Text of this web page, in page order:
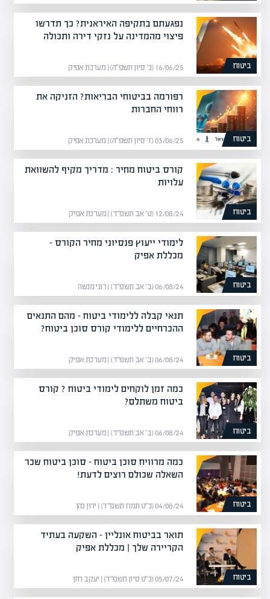
ביטוח
נפגעתם בתקיפה האיראנית? כך תדרשו
פיצוי מהמדינה על נזקי דירה ותכולה
16/06/25 (כ׳ סיון תשפ״ה) | מערכת אפיק
ביטוח
רפורמה בביטוחי הבריאות? הזניקה את
רווחי החברות
03/06/25 (ז׳ סיון תשפ״ה) | מערכת אפיק
ביטוח
קורס ביטוח מחיר : מדריך מקיף להשוואת
עלויות
12/08/24 (ט׳ אב תשפ״ד) | מערכת אפיק
ביטוח
לימודי ייעוץ פנסיוני מחיר הקורס –
מכללת אפיק
06/08/24 (ב׳ אב תשפ״ד) | רוני מנשה
ביטוח
תנאי קבלה ללימודי ביטוח – מהם התנאים
ההכרחיים ללימודי קורס סוכן ביטוח?
06/08/24 (ב׳ אב תשפ״ד) | מערכת אפיק
ביטוח
כמה זמן לוקחים לימודי ביטוח ? קורס
ביטוח משתלם?
06/08/24 (ב׳ אב תשפ״ד) | מערכת אפיק
ביטוח
כמה מרוויח סוכן ביטוח – סוכן ביטוח שכר
השאלה שכולם רוצים לדעת!
04/08/24 (כ״ט תמוז תשפ״ד) | ירון כהן
ביטוח
תואר בביטוח אונליין – השקעה בעתיד
הקריירה שלך | מכללת אפיק
05/07/24 (כ״ט סיון תשפ״ד) | יעקב חזן